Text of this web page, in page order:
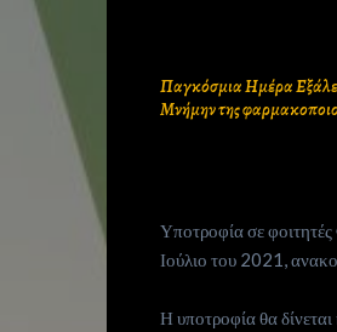
Παγκόσμια Ημέρα
Μνήμην της
Υποτροφία σε
Ιούλιο του 2021,
Η υποτροφία θα